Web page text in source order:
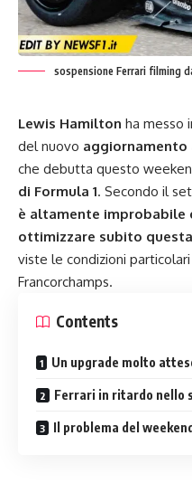
sospensione Ferrari filming
Lewis Hamilton ha messo
del nuovo aggiornamento
che debutta questo
di Formula 1. Secondo il
è altamente improbabile
ottimizzare subito
viste le condizioni
Francorchamps.
Contents
Un upgrade molto
Ferrari in ritardo nello
Il problema del